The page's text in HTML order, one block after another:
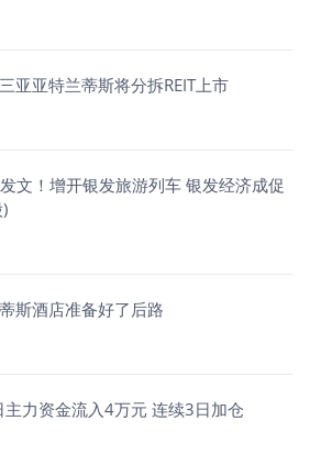
亚亚特兰蒂斯将分拆REIT上市
文！增开银发旅游列车 银发经济成促
斯酒店准备好了后路
力资金流入4万元 连续3日加仓